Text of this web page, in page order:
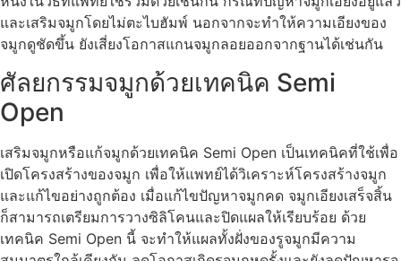
และเสริมจมูกโดยไม่ตะไบฮัมพ์ นอกจากจะทำให้ความเอียงของ
จมูกดูชัดขึ้น ยังเสี่ยงโอกาสแกนจมูกลอยออกจากฐานได้เช่นกัน
ศัลยกรรมจมูกด้วยเทคนิค Semi
Open
เสริมจมูกหรือแก้จมูกด้วยเทคนิค Semi Open เป็นเทคนิคที่ใช้เพื่อ
เปิดโครงสร้างของจมูก เพื่อให้แพทย์ได้วิเคราะห์โครงสร้างจมูก
และแก้ไขอย่างถูกต้อง เมื่อแก้ไขปัญหาจมูกคด จมูกเอียงเสร็จสิ้น
ก็สามารถเตรียมการวางซิลิโคนและปิดแผลให้เรียบร้อย ด้วย
เทคนิค Semi Open นี้ จะทำให้แผลทั้งฝั่งของรูจมูกมีความ